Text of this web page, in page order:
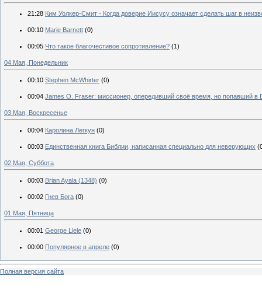
21:28 Ким Уолкер-Смит - Когда доверие Иисусу означает сделать шаг в
00:10 Marie Barnett (0)
00:05 Что такое благочестивое сопротивление? (1)
04 Мая, Понедельник
00:10 Stephen McWhirter (0)
00:04 James O. Fraser: миссионер, опередивший своё время, но попавший в
03 Мая, Воскресенье
00:04 Каролина Легкун (0)
00:03 Единственная книга Библии, написанная специально для неверующих
02 Мая, Суббота
00:03 Brian Ayala (1348) (0)
00:02 Гнев Бога (0)
01 Мая, Пятница
00:01 George Liele (0)
00:00 Популярное в апреле (0)
Полная версия сайта